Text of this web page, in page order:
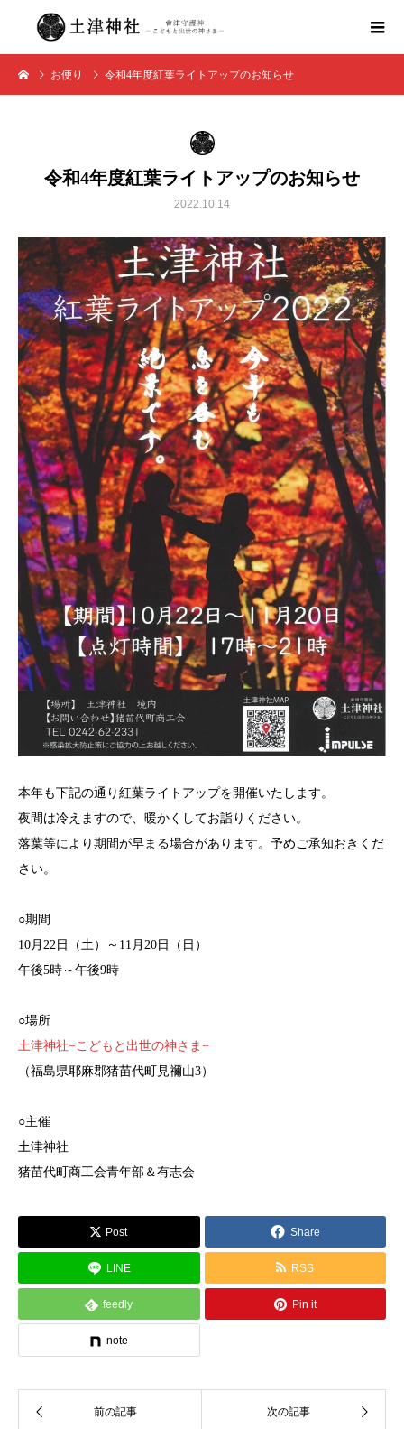
お便り 令和4年度紅葉ライトアップのお知らせ
令和4年度紅葉ライトアップのお知らせ
2022.10.14
本年も下記の通り紅葉ライトアップを開催いたします。
夜間は冷えますので、暖かくしてお詣りください。
落葉等により期間が早まる場合があります。予めご承知おきくだ
さい。
○期間
10月22日（土）～11月20日（日）
午後5時～午後9時
○場所
土津神社−こどもと出世の神さま−
（福島県耶麻郡猪苗代町見禰山3）
○主催
土津神社
猪苗代町商工会青年部＆有志会
Post Share
LINE RSS
feedly Pin it
note